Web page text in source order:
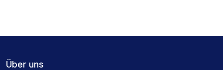
Über uns